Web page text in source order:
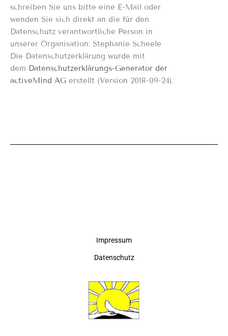
schreiben Sie uns bitte eine E-Mail oder
wenden Sie sich direkt an die für den
Datenschutz verantwortliche Person in
unserer Organisation: Stephanie Scheele
Die Datenschutzerklärung wurde mit
dem Datenschutzerklärungs-Generator der
activeMind AG erstellt (Version 2018-09-24).
Impressum
Datenschutz